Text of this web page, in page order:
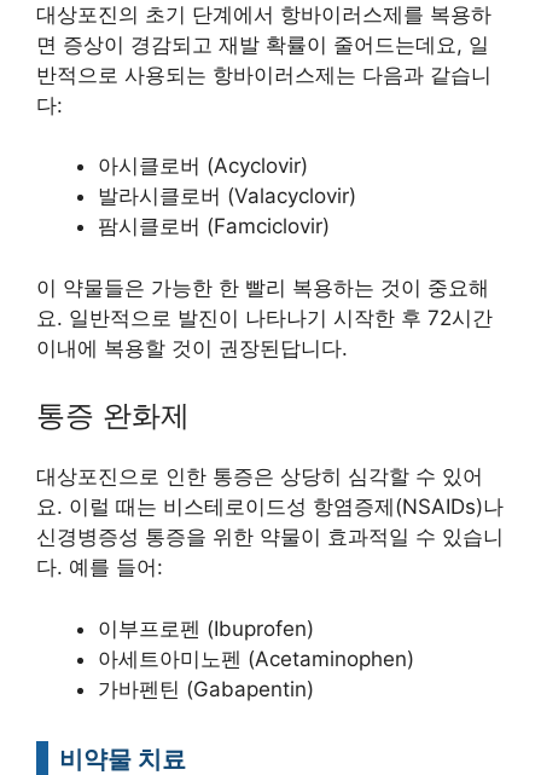
대상포진의 초기 단계에서 항바이러스제를 복용하
면 증상이 경감되고 재발 확률이 줄어드는데요, 일
반적으로 사용되는 항바이러스제는 다음과 같습니
다:
아시클로버 (Acyclovir)
발라시클로버 (Valacyclovir)
팜시클로버 (Famciclovir)
이 약물들은 가능한 한 빨리 복용하는 것이 중요해
요. 일반적으로 발진이 나타나기 시작한 후 72시간
이내에 복용할 것이 권장된답니다.
통증 완화제
대상포진으로 인한 통증은 상당히 심각할 수 있어
요. 이럴 때는 비스테로이드성 항염증제(NSAIDs)나
신경병증성 통증을 위한 약물이 효과적일 수 있습니
다. 예를 들어:
이부프로펜 (Ibuprofen)
아세트아미노펜 (Acetaminophen)
가바펜틴 (Gabapentin)
비약물 치료